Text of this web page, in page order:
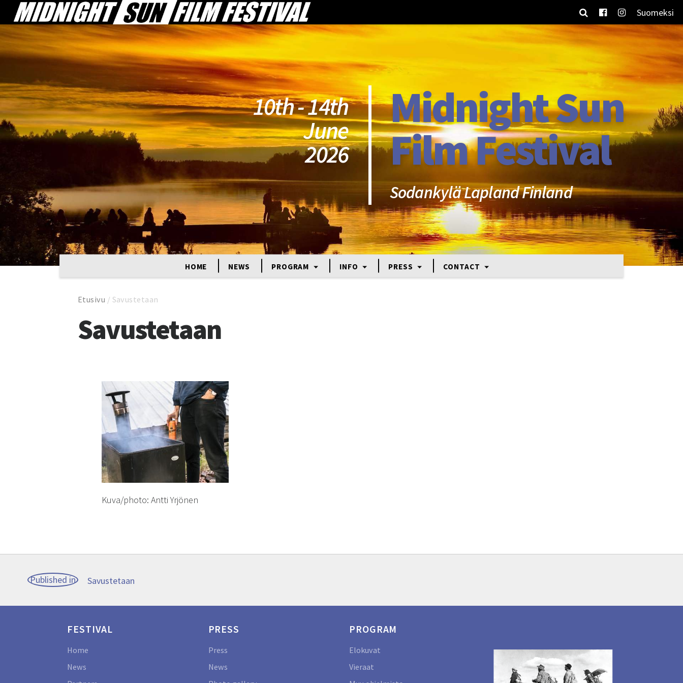
Suomeksi
10th - 14th
June
2026
Midnight Sun
Film Festival
Sodankylä Lapland Finland
HOME NEWS PROGRAM INFO PRESS CONTACT
Etusivu / Savustetaan
Savustetaan
Kuva/photo: Antti Yrjönen
Post
navigation
Published in Savustetaan
FESTIVAL
Home
News
PRESS
Press
News
PROGRAM
Elokuvat
Vieraat